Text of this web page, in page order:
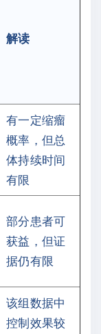
解读
有一定缩瘤
概率，但总
体持续时间
有限
部分患者可
获益，但证
据仍有限
该组数据中
控制效果较